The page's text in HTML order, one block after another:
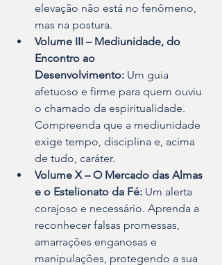
elevação não está no fenômeno,
mas na postura.
Volume III – Mediunidade, do
Encontro ao
Desenvolvimento: Um guia
afetuoso e firme para quem ouviu
o chamado da espiritualidade.
Compreenda que a mediunidade
exige tempo, disciplina e, acima
de tudo, caráter.
Volume X – O Mercado das Almas
e o Estelionato da Fé: Um alerta
corajoso e necessário. Aprenda a
reconhecer falsas promessas,
amarrações enganosas e
manipulações, protegendo a sua